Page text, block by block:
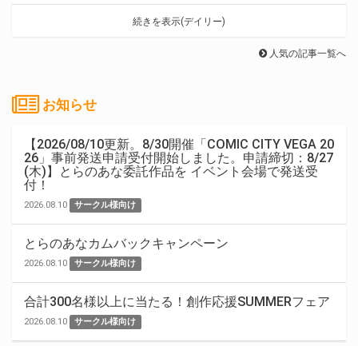
続きを表示(デイリー)
人気の記事一覧へ
お知らせ
【2026/08/10更新。8/30開催「COMIC CITY VEGA 20
26」事前発送申請受付開始しました。申請締切：8/27
(木)】とらのあな委託作品を イベント会場で発送受
付！
2026.08.10 サークル様向け
とらのあなカムバックキャンペーン
2026.08.10 サークル様向け
合計300名様以上に当たる！創作応援SUMMERフェア
2026.08.10 サークル様向け